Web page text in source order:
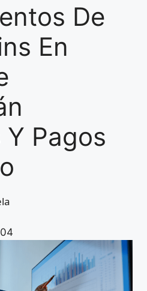
De
En
Y Pagos